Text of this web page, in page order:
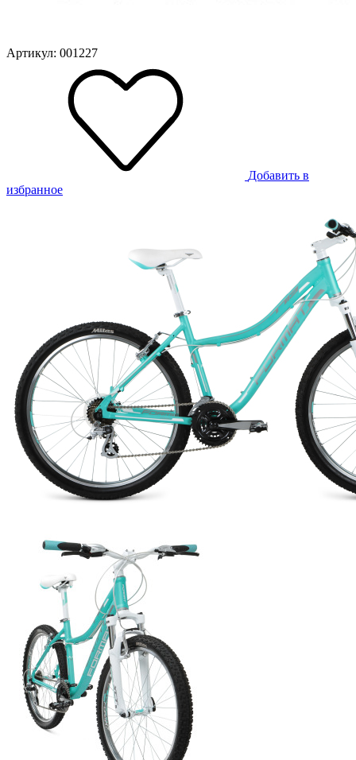
Артикул: 001227
Добавить в
избранное